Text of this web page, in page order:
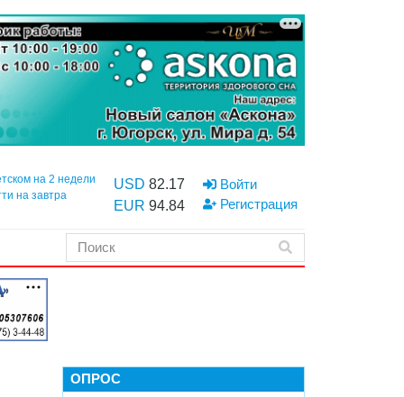
на 2 недели
на завтра
USD 82.17
EUR 94.84
Войти
Регистрация
ОПРОС